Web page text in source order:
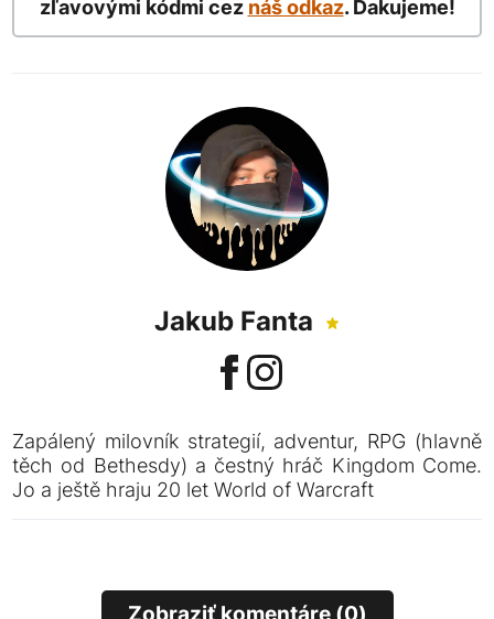
zľavovými kódmi cez náš odkaz. Ďakujeme!
Jakub Fanta
Zapálený milovník strategií, adventur, RPG (hlavně
těch od Bethesdy) a čestný hráč Kingdom Come.
Jo a ještě hraju 20 let World of Warcraft